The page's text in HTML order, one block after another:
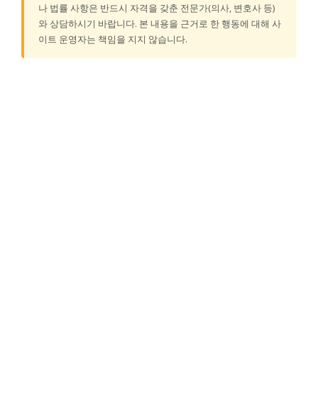
나 법률 사항은 반드시 자격을 갖춘 전문가(의사, 변호사 등)
와 상담하시기 바랍니다. 본 내용을 근거로 한 행동에 대해 사
이트 운영자는 책임을 지지 않습니다.